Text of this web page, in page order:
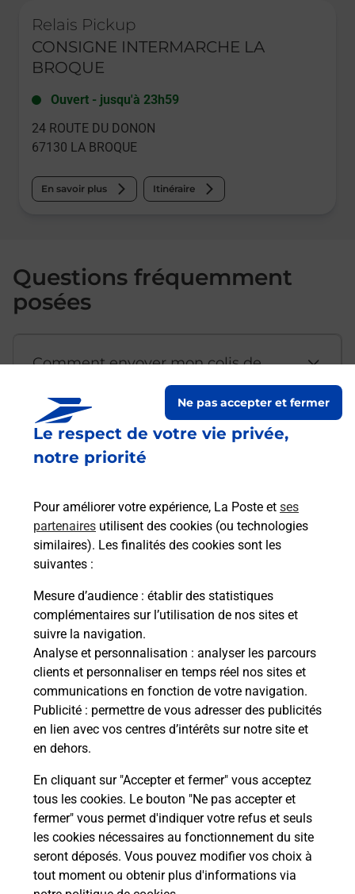
Le respect de votre vie privée,
notre priorité
Pour améliorer votre expérience, La Poste et ses
partenaires utilisent des cookies (ou technologies
similaires). Les finalités des cookies sont les
suivantes :
Mesure d’audience : établir des statistiques
complémentaires sur l’utilisation de nos sites et
suivre la navigation.
Analyse et personnalisation : analyser les parcours
clients et personnaliser en temps réel nos sites et
communications en fonction de votre navigation.
Publicité : permettre de vous adresser des publicités
en lien avec vos centres d’intérêts sur notre site et
en dehors.
En cliquant sur "Accepter et fermer" vous acceptez
tous les cookies. Le bouton "Ne pas accepter et
fermer" vous permet d'indiquer votre refus et seuls
les cookies nécessaires au fonctionnement du site
seront déposés. Vous pouvez modifier vos choix à
tout moment ou obtenir plus d'informations via
Ne pas accepter et fermer
Relais Pickup
CONSIGNE INTERMARCHE LA
BROQUE
Ouvert - jusqu'à 23h59
24 ROUTE DU DONON
67130 LA BROQUE
En savoir plus Itinéraire
Questions fréquemment
posées
Comment envoyer mon colis de
Est-il possible d’acheter un
emballage directement depuis un
Comment demander une
modification de livraison ?
Comment La Poste participe-t-elle
à votre sécurité au quotidien ?
Puis-je passer mon code de la route
avec La Poste et sous quelles
conditions ?
Localiser Liste Bas-Rhin LA BROQUE